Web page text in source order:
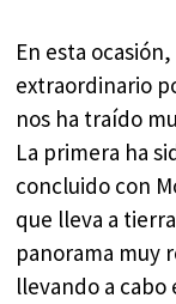
En esta
extraordinario
nos ha traído
La primera ha
concluido con
que lleva a
panorama muy
llevando a